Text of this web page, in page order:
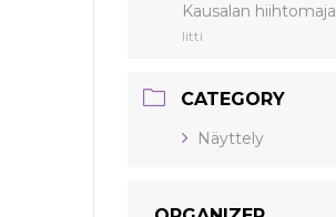
Kausalan hiihtomaja
Iitti
CATEGORY
Näyttely